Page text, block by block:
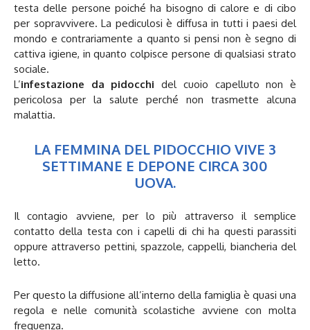
testa delle persone poiché ha bisogno di calore e di cibo
per sopravvivere. La pediculosi è diffusa in tutti i paesi del
mondo e contrariamente a quanto si pensi non è segno di
cattiva igiene, in quanto colpisce persone di qualsiasi strato
sociale.
L’infestazione da pidocchi del cuoio capelluto non è
pericolosa per la salute perché non trasmette alcuna
malattia.
LA FEMMINA DEL PIDOCCHIO VIVE 3
SETTIMANE E DEPONE CIRCA 300
UOVA.
Il contagio avviene, per lo più attraverso il semplice
contatto della testa con i capelli di chi ha questi parassiti
oppure attraverso pettini, spazzole, cappelli, biancheria del
letto.
Per questo la diffusione all’interno della famiglia è quasi una
regola e nelle comunità scolastiche avviene con molta
frequenza.